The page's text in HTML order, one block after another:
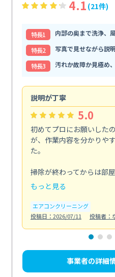
4.1 (21件)
特⻑1
内部の奥まで洗浄、
特⻑2
特⻑3
汚れか故障か見極め
説明が丁寧
5.0
初めてプロにお願いした
が、作業内容を分かりや
た。
掃除が終わってからは部
もっと見る
エアコンクリーニング
投稿日：2026/07/11
投稿者：
事業者の詳細